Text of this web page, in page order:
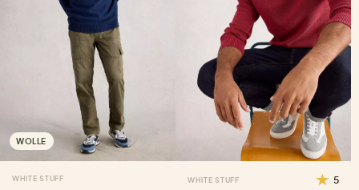
WOLLE
WHITE STUFF WHITE STUFF 5